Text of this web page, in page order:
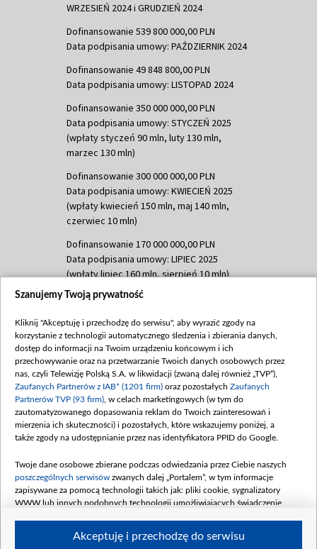
WRZESIEŃ 2024 i GRUDZIEŃ 2024
Dofinansowanie 539 800 000,00 PLN
Data podpisania umowy: PAŹDZIERNIK 2024
Dofinansowanie 49 848 800,00 PLN
Data podpisania umowy: LISTOPAD 2024
Dofinansowanie 350 000 000,00 PLN
Data podpisania umowy: STYCZEŃ 2025
(wpłaty styczeń 90 mln, luty 130 mln,
marzec 130 mln)
Dofinansowanie 300 000 000,00 PLN
Data podpisania umowy: KWIECIEŃ 2025
(wpłaty kwiecień 150 mln, maj 140 mln,
czerwiec 10 mln)
Dofinansowanie 170 000 000,00 PLN
Data podpisania umowy: LIPIEC 2025
(wpłaty lipiec 160 mln, sierpień 10 mln)
Dofinansowanie 60 000 000,00 PLN
(wpłata wrzesień 60 mln)
Dofinansowanie 635 783 051,21 PLN
Data podpisania umowy: WRZESIEŃ 2025
(wpłata wrzesień 100 mln, październik 350
mln, listopad 265 mln)
Dofinansowanie 48 862 000,00 PLN
Data podpisania umowy: GRUDZIEŃ 2025
Dofinansowanie 900 000 000,00 PLN
Data podpisania umowy: LUTY 2026 (wpłata
26 lutego 80 mln, 4 marca 370 mln,8
czerwca 90 mln)
Szanujemy Twoją prywatność
Kliknij "Akceptuję i przechodzę do serwisu", aby wyrazić zgody na
korzystanie z technologii automatycznego śledzenia i zbierania danych,
dostęp do informacji na Twoim urządzeniu końcowym i ich
przechowywanie oraz na przetwarzanie Twoich danych osobowych przez
nas, czyli Telewizję Polską S.A. w likwidacji (zwaną dalej również „TVP”),
Zaufanych Partnerów z IAB* (1201 firm) oraz pozostałych Zaufanych
Partnerów TVP (93 firm) , w celach marketingowych (w tym do
zautomatyzowanego dopasowania reklam do Twoich zainteresowań i
mierzenia ich skuteczności) i pozostałych, które wskazujemy poniżej, a
także zgody na udostępnianie przez nas identyfikatora PPID do Google.
Twoje dane osobowe zbierane podczas odwiedzania przez Ciebie naszych
poszczególnych serwisów zwanych dalej „Portalem”, w tym informacje
zapisywane za pomocą technologii takich jak: pliki cookie, sygnalizatory
WWW lub innych podobnych technologii umożliwiających świadczenie
Akceptuję i przechodzę do serwisu